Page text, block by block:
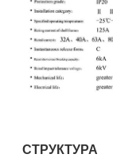
СТРУКТУРА